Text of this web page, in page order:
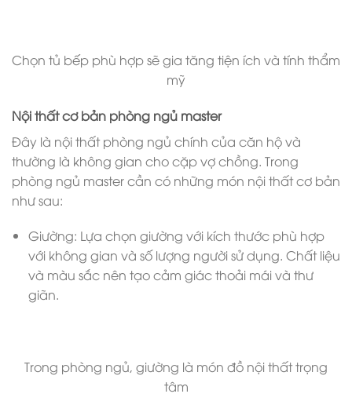
Chọn tủ bếp phù hợp sẽ gia tăng tiện ích và tính thẩm
mỹ
Nội thất cơ bản phòng ngủ master
Đây là nội thất phòng ngủ chính của căn hộ và
thường là không gian cho cặp vợ chồng. Trong
phòng ngủ master cần có những món nội thất cơ bản
như sau:
Giường: Lựa chọn giường với kích thước phù hợp
với không gian và số lượng người sử dụng. Chất liệu
và màu sắc nên tạo cảm giác thoải mái và thư
giãn.
Trong phòng ngủ, giường là món đồ nội thất trọng
tâm